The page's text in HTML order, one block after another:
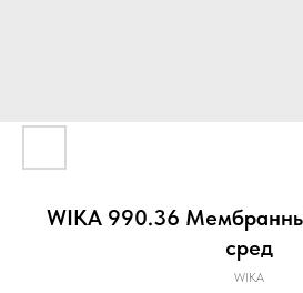
WIKA 990.36
сред
WIKA